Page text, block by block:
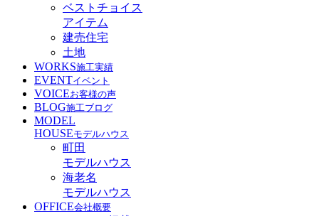
ベストチョイス
アイテム
建売住宅
土地
WORKS施工実績
EVENTイベント
VOICEお客様の声
BLOG施工ブログ
MODEL
HOUSEモデルハウス
町田
モデルハウス
海老名
モデルハウス
OFFICE会社概要